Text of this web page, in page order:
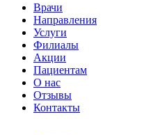
Врачи
Направления
Услуги
Филиалы
Акции
Пациентам
О нас
Отзывы
Контакты